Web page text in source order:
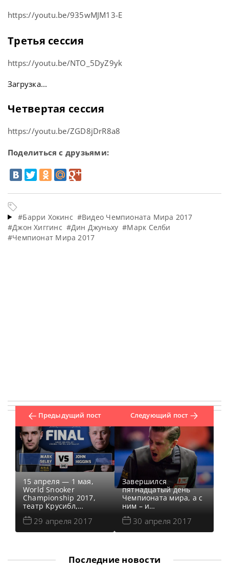
https://youtu.be/935wMJM13-E
Третья сессия
https://youtu.be/NTO_5DyZ9yk
Загрузка...
Четвертая сессия
https://youtu.be/ZGD8jDrR8a8
Поделиться с друзьями:
#Барри Хокинс #Видео Чемпионата Мира 2017
#Джон Хиггинс #Дин Джуньху #Марк Селби
#Чемпионат Мира 2017
Предыдущий пост
15 апреля — 1 мая,
World Snooker
Championship 2017,
театр Крусибл,
Шеффилд, Англия
Новости Чемпионата
Мира 2017 Турнирная
2017 Результаты
квалификации
29 апреля 2017
Следующий пост
Завершился
пятнадцатый день
Чемпионата мира, а с
ним – и
полуфинальные бои.
Уже сегодня мы
увидим, как за
Марк Селби. Новости
30 апреля 2017
Последние новости